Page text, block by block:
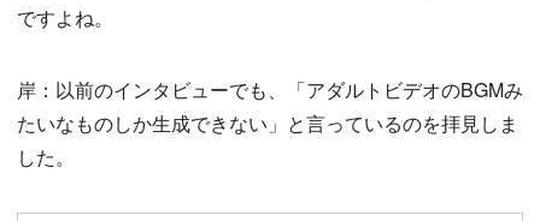
ですよね。
岸：以前のインタビューでも、「アダルトビデオのBGMみ
たいなものしか生成できない」と言っているのを拝見しま
した。